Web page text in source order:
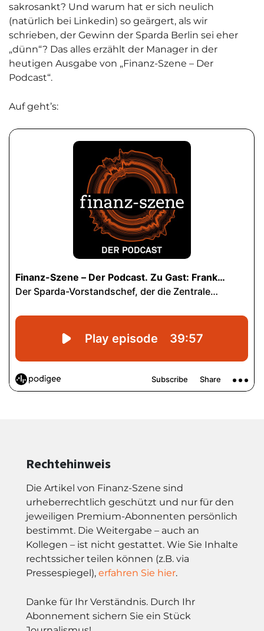
sakrosankt? Und warum hat er sich neulich
(natürlich bei Linkedin) so geärgert, als wir
schrieben, der Gewinn der Sparda Berlin sei eher
„dünn“? Das alles erzählt der Manager in der
heutigen Ausgabe von „Finanz-Szene – Der
Podcast“.
Auf geht’s:
Rechtehinweis
Die Artikel von Finanz-Szene sind
urheberrechtlich geschützt und nur für den
jeweiligen Premium-Abonnenten persönlich
bestimmt. Die Weitergabe – auch an
Kollegen – ist nicht gestattet. Wie Sie Inhalte
rechtssicher teilen können (z.B. via
Pressespiegel), erfahren Sie hier.
Danke für Ihr Verständnis. Durch Ihr
Abonnement sichern Sie ein Stück